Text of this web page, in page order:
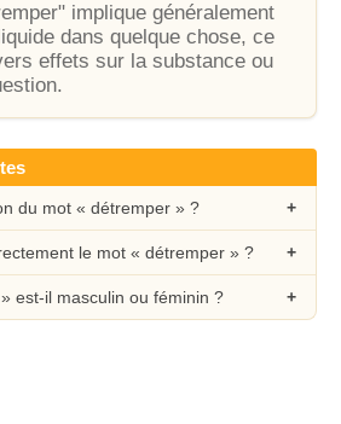
implique généralement
dans quelque chose, ce
effets sur la substance ou
du mot « détremper » ?
le mot « détremper » ?
est-il masculin ou féminin ?